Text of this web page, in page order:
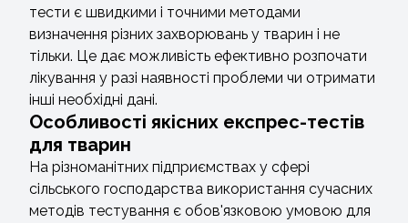
тести є швидкими і точними методами
визначення різних захворювань у тварин і не
тільки. Це дає можливість ефективно розпочати
лікування у разі наявності проблеми чи отримати
інші необхідні дані.
Особливості якісних експрес-тестів
для тварин
На різноманітних підприємствах у сфері
сільського господарства використання сучасних
методів тестування є обов'язковою умовою для